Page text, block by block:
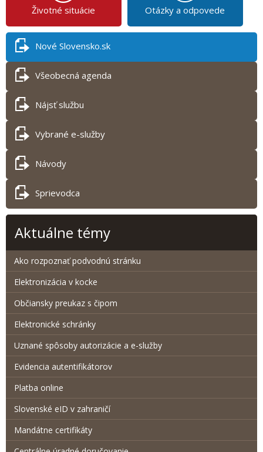
Životné situácie Otázky a odpovede
Nové Slovensko.sk
Všeobecná agenda
Nájsť službu
Vybrané e-služby
Návody
Sprievodca
Aktuálne témy
Ako rozpoznať podvodnú stránku
Elektronizácia v kocke
Občiansky preukaz s čipom
Elektronické schránky
Uznané spôsoby autorizácie a e-služby
Evidencia autentifikátorov
Platba online
Slovenské eID v zahraničí
Mandátne certifikáty